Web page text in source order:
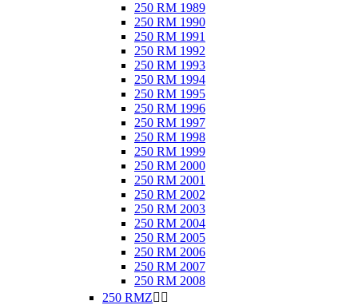
250 RM 1989
250 RM 1990
250 RM 1991
250 RM 1992
250 RM 1993
250 RM 1994
250 RM 1995
250 RM 1996
250 RM 1997
250 RM 1998
250 RM 1999
250 RM 2000
250 RM 2001
250 RM 2002
250 RM 2003
250 RM 2004
250 RM 2005
250 RM 2006
250 RM 2007
250 RM 2008
250 RMZ 